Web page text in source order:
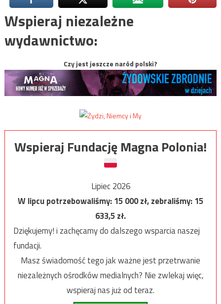
Wspieraj niezależne
wydawnictwo:
Czy jest jeszcze naród polski?
Wspieraj Fundację Magna Polonia!
Lipiec 2026
W lipcu potrzebowaliśmy:15 000zł, zebraliśmy:15
633,5zł.
Dziękujemy! i zachęcamy do dalszego wsparcia naszej
fundacji.
Masz świadomość tego jak ważne jest przetrwanie
niezależnych ośrodków medialnych? Nie zwlekaj więc,
wspieraj nas już od teraz.